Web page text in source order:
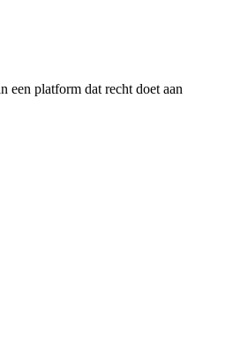
een platform dat recht doet aan